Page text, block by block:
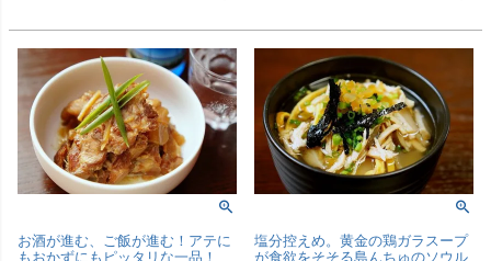
お酒が進む、ご飯が進む！アテに
もおかずにもピッタリな一品！
塩分控えめ。黄金の鶏ガラスープ
が食欲をそそる島んちゅのソウル